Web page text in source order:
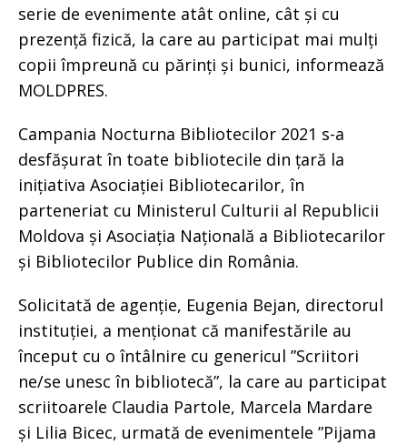
serie de evenimente atât online, cât și cu
prezență fizică, la care au participat mai mulți
copii împreună cu părinți și bunici, informează
MOLDPRES.
Campania Nocturna Bibliotecilor 2021 s-a
desfășurat în toate bibliotecile din țară la
inițiativa Asociației Bibliotecarilor, în
parteneriat cu Ministerul Culturii al Republicii
Moldova și Asociația Națională a Bibliotecarilor
și Bibliotecilor Publice din România.
Solicitată de agenție, Eugenia Bejan, directorul
instituției, a menționat că manifestările au
început cu o întâlnire cu genericul ”Scriitori
ne/se unesc în bibliotecă”, la care au participat
scriitoarele Claudia Partole, Marcela Mardare
și Lilia Bicec, urmată de evenimentele ”Pijama